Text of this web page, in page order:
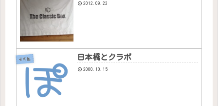
2012.09.23
その他 日本橋とクラボ
2000.10.15